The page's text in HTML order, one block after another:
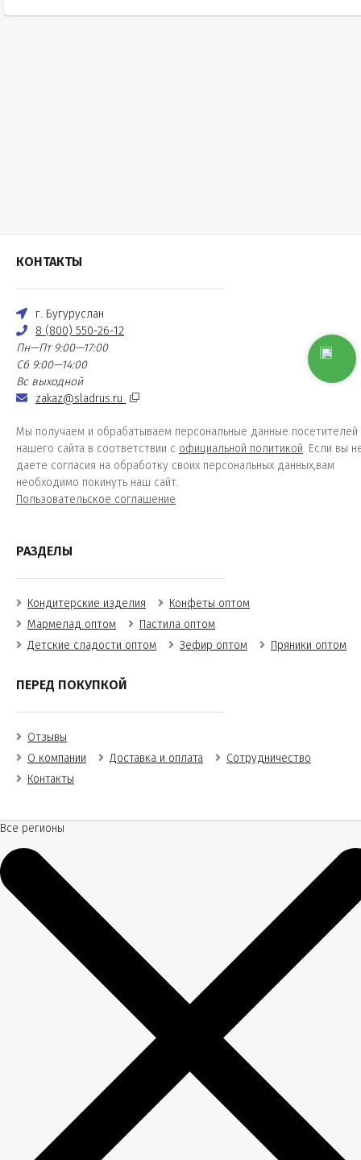
КОНТАКТЫ
г. Бугуруслан
8 (800) 550-26-12
Пн—Пт 9:00—17:00
Сб 9:00—14:00
Вс выходной
zakaz@sladrus.ru
Мы получаем и обрабатываем персональные данные посетителей
нашего сайта в соответствии с официальной политикой. Если вы
даете согласия на обработку своих персональных данных,вам
необходимо покинуть наш сайт.
Пользовательское соглашение
РАЗДЕЛЫ
Кондитерские изделия
Конфеты оптом
Мармелад оптом
Пастила оптом
Детские сладости оптом
Зефир оптом Пряники оптом
ПЕРЕД ПОКУПКОЙ
Отзывы
О компании
Доставка и оплата
Сотрудничество
Контакты
Все регионы